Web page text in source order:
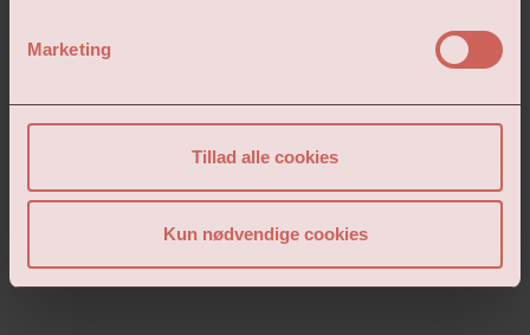
Marketing
Tillad alle cookies
Kun nødvendige cookies